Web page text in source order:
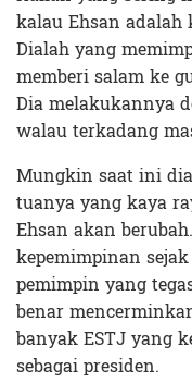
kalau Ehsan adalah
Dialah yang
memberi salam ke
Dia melakukannya
walau terkadang
Mungkin saat ini
tuanya yang kaya
Ehsan akan
kepemimpinan
pemimpin yang
benar
banyak ESTJ yang
sebagai presiden.